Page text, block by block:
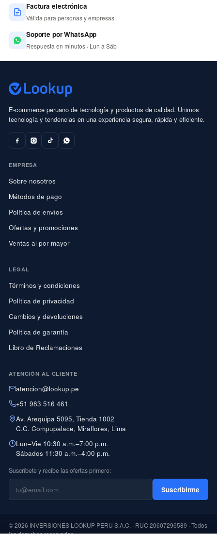
Factura electrónica
Válida para personas y empresas
Soporte por WhatsApp
Respuesta en minutos · Lun a Sáb
E-commerce peruano de tecnología y productos de calidad. Unimos
tecnología y tendencias en una experiencia segura, rápida y eficiente.
EMPRESA
Sobre nosotros
Métodos de pago
Política de envíos
Ofertas y promociones
Ventas al por mayor
LEGAL
Términos y condiciones
Política de privacidad
Cambios y devoluciones
Política de garantía
Libro de Reclamaciones
ATENCIÓN AL CLIENTE
atencion@lookup.pe
+51 983 516 461
Av. Arequipa 5095, Tienda 1002
C.C. Compupalace, Miraflores, Lima
Lun–Vie 10:30 a.m.–7:00 p.m.
Sábados 11:30 a.m.–4:00 p.m.
Suscríbete y recibe las ofertas primero:
Suscribirme
© 2026 INVERSIONES LOOKUP PERU S.A.C. · RUC 20607296589 · Todos